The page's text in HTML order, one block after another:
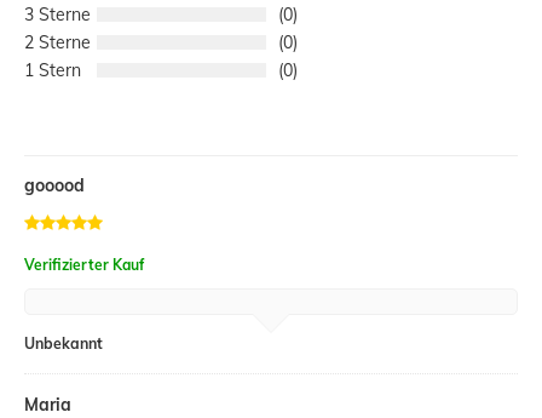
3
0
2
0
1
0
gooood
Verifizierter Kauf
Unbekannt
Maria